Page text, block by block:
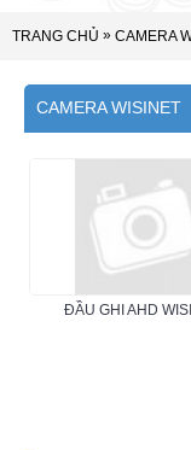
TRANG CHỦ » CAMERA
CAMERA WISINET
ĐẦU GHI AHD